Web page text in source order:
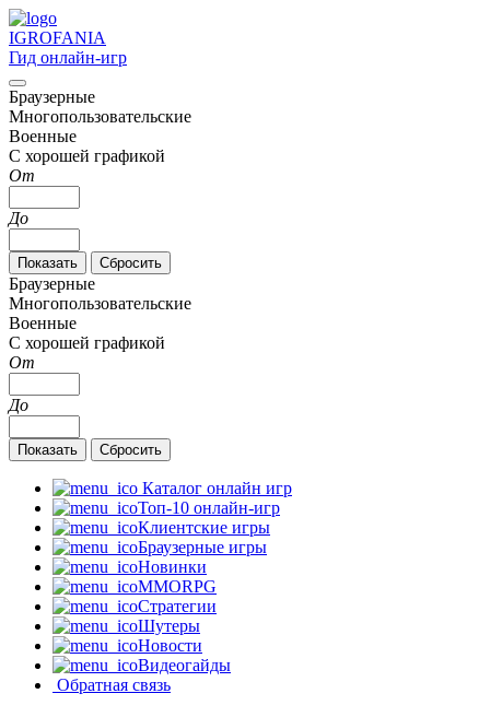
IGROFANIA
Гид онлайн-игр
Браузерные
Многопользовательские
Военные
С хорошей графикой
От
До
Браузерные
Многопользовательские
Военные
С хорошей графикой
От
До
Каталог онлайн игр
Топ-10 онлайн-игр
Клиентские игры
Браузерные игры
Новинки
MMORPG
Стратегии
Шутеры
Новости
Видеогайды
Обратная связь